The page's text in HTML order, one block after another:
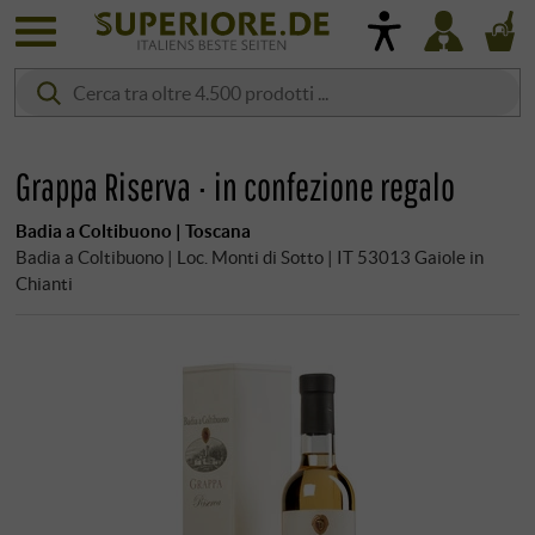
Grappa Riserva · in confezione regalo
Badia a Coltibuono | Toscana
Badia a Coltibuono | Loc. Monti di Sotto | IT 53013 Gaiole in
Chianti